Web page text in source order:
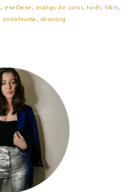
,eseOese etangs de corot ,forêt h&m
portefeuille shooting